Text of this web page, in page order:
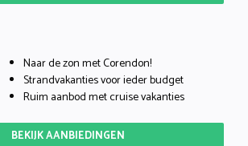
Naar de zon met Corendon!
Strandvakanties voor ieder budget
Ruim aanbod met cruise vakanties
BEKIJK AANBIEDINGEN